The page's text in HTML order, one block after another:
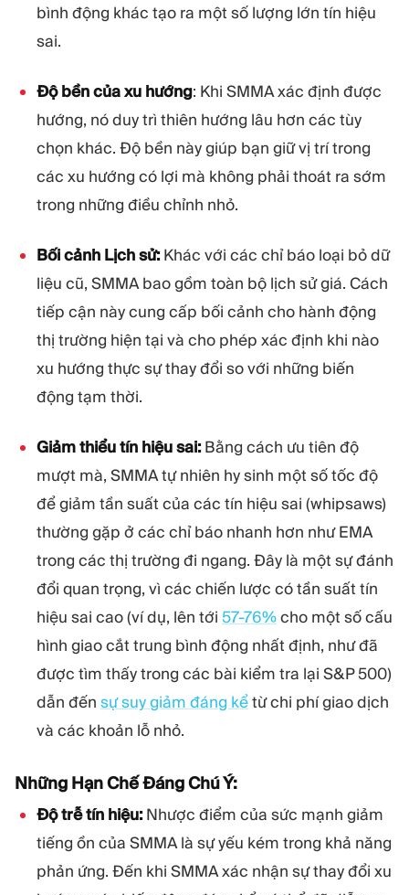
bình động khác tạo ra một số lượng lớn tín hiệu
sai.
Độ bền của xu hướng: Khi SMMA xác định được
hướng, nó duy trì thiên hướng lâu hơn các tùy
chọn khác. Độ bền này giúp bạn giữ vị trí trong
các xu hướng có lợi mà không phải thoát ra sớm
trong những điều chỉnh nhỏ.
Bối cảnh Lịch sử:Khác với các chỉ báo loại bỏ dữ
liệu cũ, SMMA bao gồm toàn bộ lịch sử giá. Cách
tiếp cận này cung cấp bối cảnh cho hành động
thị trường hiện tại và cho phép xác định khi nào
xu hướng thực sự thay đổi so với những biến
động tạm thời.
Giảm thiểu tín hiệu sai:Bằng cách ưu tiên độ
mượt mà, SMMA tự nhiên hy sinh một số tốc độ
để giảm tần suất của các tín hiệu sai (whipsaws)
thường gặp ở các chỉ báo nhanh hơn như EMA
trong các thị trường đi ngang. Đây là một sự đánh
đổi quan trọng, vì các chiến lược có tần suất tín
hiệu sai cao (ví dụ, lên tới 57-76%cho một số cấu
hình giao cắt trung bình động nhất định, như đã
được tìm thấy trong các bài kiểm tra lại S&P 500)
dẫn đến sự suy giảm đáng kểtừ chi phí giao dịch
và các khoản lỗ nhỏ.
Những Hạn Chế Đáng Chú Ý:
Độ trễ tín hiệu:Nhược điểm của sức mạnh giảm
tiếng ồn của SMMA là sự yếu kém trong khả năng
phản ứng. Đến khi SMMA xác nhận sự thay đổi xu